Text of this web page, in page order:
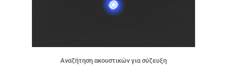
Αναζήτηση ακουστικών για σύζευξη